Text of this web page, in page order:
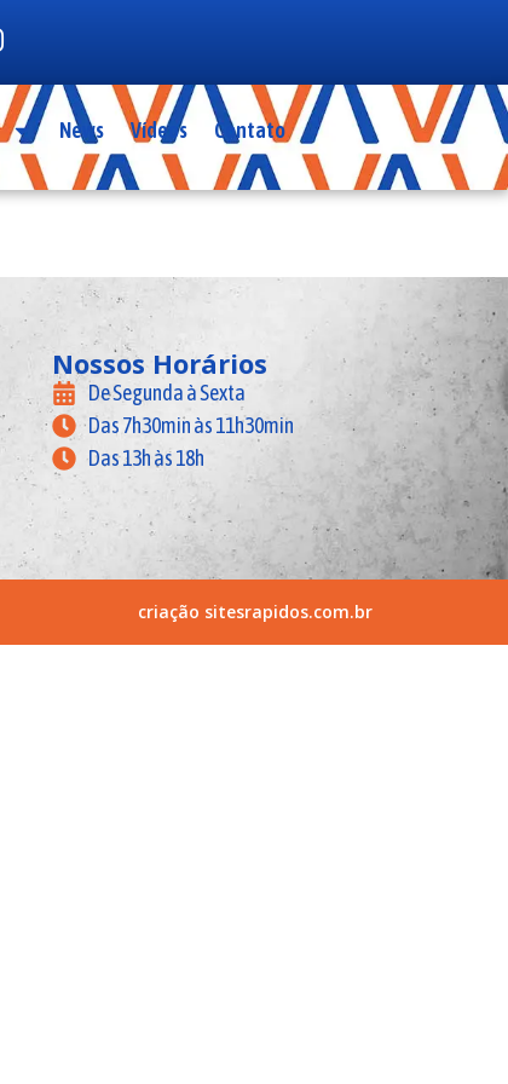
News Vídeos Contato
Nossos Horários
De Segunda à Sexta
Das 7h30min às 11h30min
Das 13h às 18h
criação sitesrapidos.com.br